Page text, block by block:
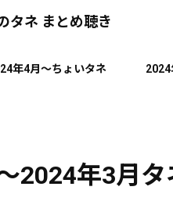
タネ まとめ聴き
年4月～ちょいタネ 2024
2024年3月タ